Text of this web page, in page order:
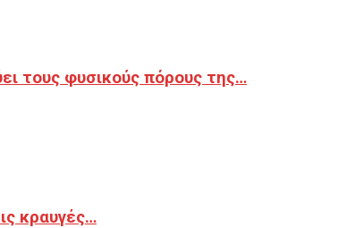
τους φυσικούς πόρους της…
κραυγές…